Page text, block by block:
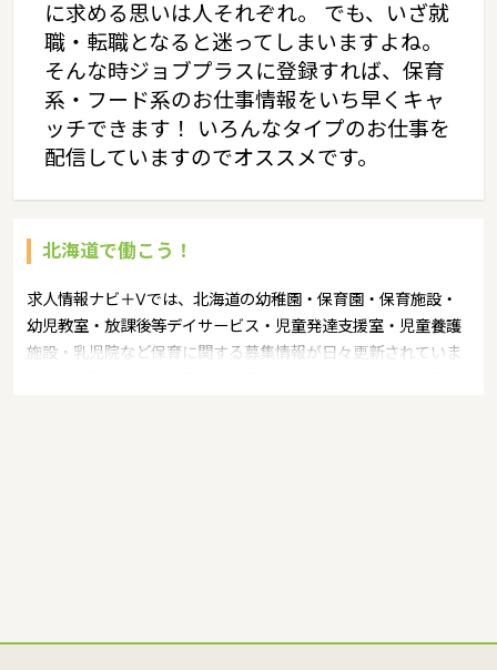
に求める思いは人それぞれ。 でも、いざ就
職・転職となると迷ってしまいますよね。
そんな時ジョブプラスに登録すれば、保育
系・フード系のお仕事情報をいち早くキャ
ッチできます！ いろんなタイプのお仕事を
配信していますのでオススメです。
北海道で働こう！
求人情報ナビ＋Vでは、北海道の幼稚園・保育園・保育施設・
幼児教室・放課後等デイサービス・児童発達支援室・児童養護
施設・乳児院など保育に関する募集情報が日々更新されていま